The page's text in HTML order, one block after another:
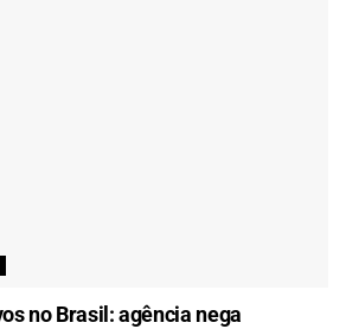
no Brasil: agência nega